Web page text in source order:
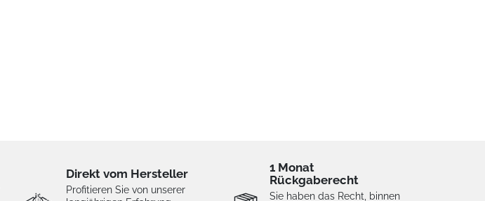
Direkt vom Hersteller
Profitieren Sie von unserer
1 Monat
Rückgaberecht
Sie haben das Recht, binnen